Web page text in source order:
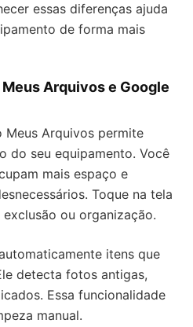
essas diferenças ajuda
de forma mais
Arquivos e Google
Arquivos permite
do seu equipamento. Você
mais espaço e
Toque na tela
ou organização.
itens que
detecta fotos antigas,
Essa funcionalidade
manual.